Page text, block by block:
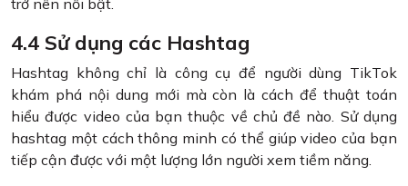
trở nên nổi bật.
4.4 Sử dụng các Hashtag
Hashtag không chỉ là công cụ để người dùng TikTok
khám phá nội dung mới mà còn là cách để thuật toán
hiểu được video của bạn thuộc về chủ đề nào. Sử dụng
hashtag một cách thông minh có thể giúp video của bạn
tiếp cận được với một lượng lớn người xem tiềm năng.